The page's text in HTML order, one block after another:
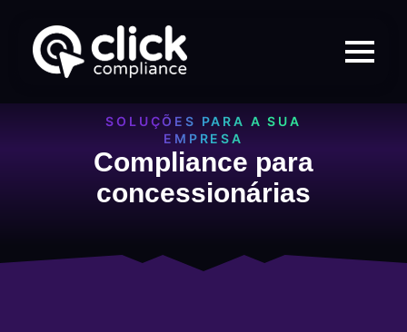
SOLUÇÕES PARA A SUA
EMPRESA
Compliance para
concessionárias